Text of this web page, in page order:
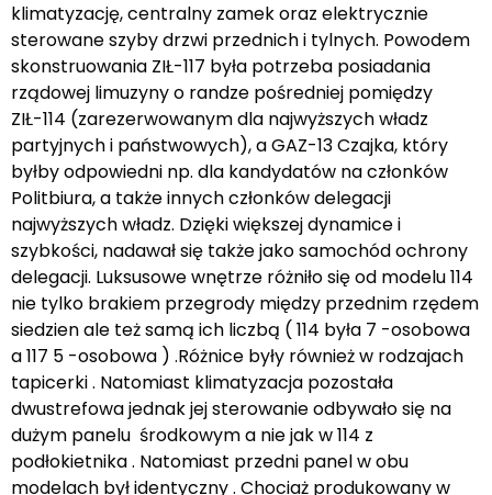
klimatyzację, centralny zamek oraz elektrycznie
sterowane szyby drzwi przednich i tylnych. Powodem
skonstruowania ZIŁ-117 była potrzeba posiadania
rządowej limuzyny o randze pośredniej pomiędzy
ZIŁ-114 (zarezerwowanym dla najwyższych władz
partyjnych i państwowych), a GAZ-13 Czajka, który
byłby odpowiedni np. dla kandydatów na członków
Politbiura, a także innych członków delegacji
najwyższych władz. Dzięki większej dynamice i
szybkości, nadawał się także jako samochód ochrony
delegacji. Luksusowe wnętrze różniło się od modelu 114
nie tylko brakiem przegrody między przednim rzędem
siedzien ale też samą ich liczbą ( 114 była 7 -osobowa
a 117 5 -osobowa ) .Różnice były również w rodzajach
tapicerki . Natomiast klimatyzacja pozostała
dwustrefowa jednak jej sterowanie odbywało się na
dużym panelu środkowym a nie jak w 114 z
podłokietnika . Natomiast przedni panel w obu
modelach był identyczny . Chociaż produkowany w